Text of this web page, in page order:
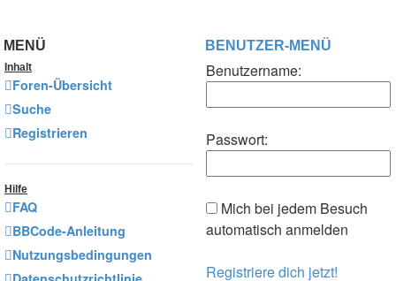
MENÜ
Inhalt
Foren-Übersicht
Suche
Registrieren
Hilfe
FAQ
BBCode-Anleitung
Nutzungsbedingungen
BENUTZER-MENÜ
Benutzername:
Passwort:
Mich bei jedem Besuch
automatisch anmelden
Registriere dich jetzt!